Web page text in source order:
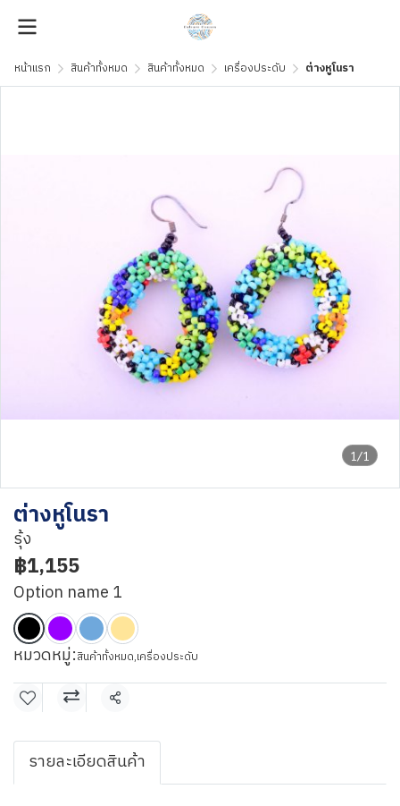
หน้าแรก สินค้าทั้งหมด สินค้าทั้งหมด เครื่องประดับ ต่างหูโนรา
1/1
ต่างหูโนรา
รุ้ง
฿1,155
Option name 1
หมวดหมู่:สินค้าทั้งหมด,เครื่องประดับ
แชร์
รายละเอียดสินค้า